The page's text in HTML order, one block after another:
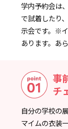
学内予約会は
で試着したり
示会です。 ※
あります。あ
事
チ
自分の学校の
マイムの衣装